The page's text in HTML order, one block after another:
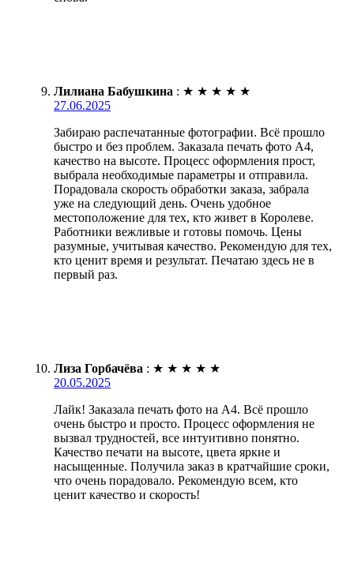
Лилиана Бабушкина : ★ ★ ★ ★ ★
27.06.2025
Забираю распечатанные фотографии. Всё прошло
быстро и без проблем. Заказала печать фото А4,
качество на высоте. Процесс оформления прост,
выбрала необходимые параметры и отправила.
Порадовала скорость обработки заказа, забрала
уже на следующий день. Очень удобное
местоположение для тех, кто живет в Королеве.
Работники вежливые и готовы помочь. Цены
разумные, учитывая качество. Рекомендую для тех,
кто ценит время и результат. Печатаю здесь не в
первый раз.
Лиза Горбачёва : ★ ★ ★ ★ ★
20.05.2025
Лайк! Заказала печать фото на А4. Всё прошло
очень быстро и просто. Процесс оформления не
вызвал трудностей, все интуитивно понятно.
Качество печати на высоте, цвета яркие и
насыщенные. Получила заказ в кратчайшие сроки,
что очень порадовало. Рекомендую всем, кто
ценит качество и скорость!